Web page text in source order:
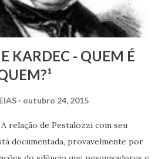
KARDEC - QUEM É
outubro 24, 2015
relação de Pestalozzi com seu
documentada, provavelmente por